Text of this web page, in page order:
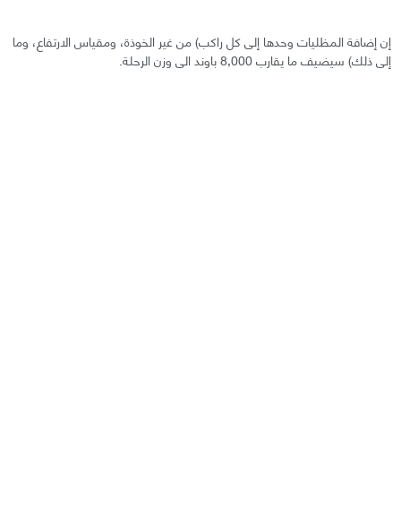
إن إضافة المظليات وحدها إلى كل راكب) من غير الخوذة، ومقياس الارتفاع، وما
إلى ذلك) سيضيف ما يقارب 8,000 باوند الى وزن الرحلة.